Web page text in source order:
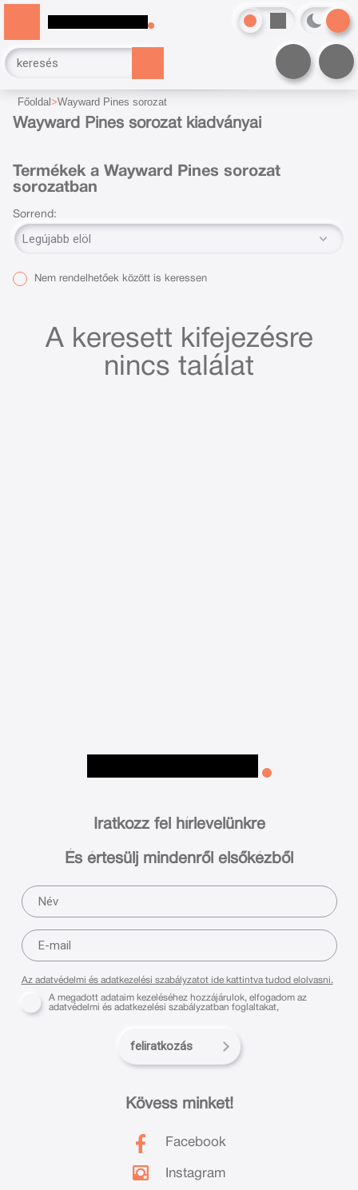
Főoldal Wayward Pines sorozat
Wayward Pines sorozat kiadványai
Termékek a Wayward Pines sorozat
sorozatban
Sorrend:
Nem rendelhetőek között is keressen
A keresett kifejezésre
nincs találat
Kövess minket!
Facebook
Instagram
Iratkozz fel hírlevelünkre
És értesülj mindenről elsőkézből
Az adatvédelmi és adatkezelési szabályzatot ide kattintva tudod elolvasni.
A megadott adataim kezeléséhez hozzájárulok, elfogadom az
adatvédelmi és adatkezelési szabályzatban foglaltakat,
feliratkozás